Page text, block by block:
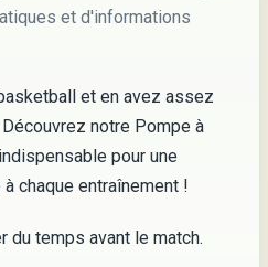
et d'informations
et en avez assez
notre Pompe à
pour une
chaque entraînement !
du temps avant le match.